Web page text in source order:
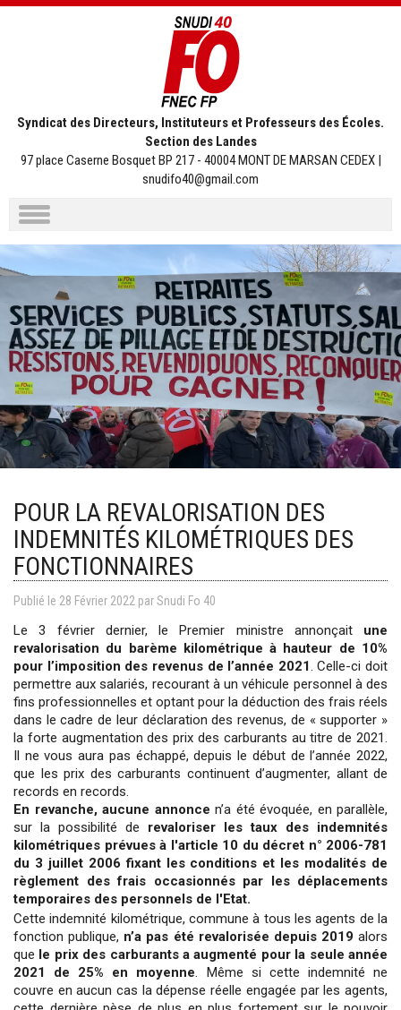
Syndicat des Directeurs, Instituteurs et Professeurs des Écoles.
Section des Landes
97 place Caserne Bosquet BP 217 - 40004 MONT DE MARSAN CEDEX |
snudifo40@gmail.com
Aller
au
contenu
POUR LA REVALORISATION DES
INDEMNITÉS KILOMÉTRIQUES DES
FONCTIONNAIRES
Publié le 28 Février 2022 par Snudi Fo 40
Le 3 février dernier, le Premier ministre annonçait une
revalorisation du barème kilométrique à hauteur de 10%
pour l’imposition des revenus de l’année 2021 . Celle-ci doit
permettre aux salariés, recourant à un véhicule personnel à des
fins professionnelles et optant pour la déduction des frais réels
dans le cadre de leur déclaration des revenus, de « supporter »
la forte augmentation des prix des carburants au titre de 2021.
Il ne vous aura pas échappé, depuis le début de l’année 2022,
que les prix des carburants continuent d’augmenter, allant de
records en records.
En revanche, aucune annonce n’a été évoquée, en parallèle,
sur la possibilité de revaloriser les taux des indemnités
kilométriques prévues à l'article 10 du décret n° 2006-781
du 3 juillet 2006 fixant les conditions et les modalités de
règlement des frais occasionnés par les déplacements
temporaires des personnels de l'Etat.
Cette indemnité kilométrique, commune à tous les agents de la
fonction publique, n’a pas été revalorisée depuis 2019 alors
que le prix des carburants a augmenté pour la seule année
2021 de 25% en moyenne . Même si cette indemnité ne
couvre en aucun cas la dépense réelle engagée par les agents,